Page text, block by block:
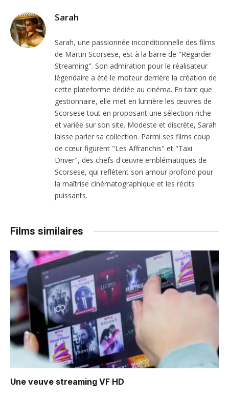
Sarah
Sarah, une passionnée inconditionnelle des films
de Martin Scorsese, est à la barre de "Regarder
Streaming". Son admiration pour le réalisateur
légendaire a été le moteur derrière la création de
cette plateforme dédiée au cinéma. En tant que
gestionnaire, elle met en lumière les œuvres de
Scorsese tout en proposant une sélection riche
et variée sur son site. Modeste et discrète, Sarah
laisse parler sa collection. Parmi ses films coup
de cœur figurent "Les Affranchis" et "Taxi
Driver", des chefs-d'œuvre emblématiques de
Scorsese, qui reflètent son amour profond pour
la maîtrise cinématographique et les récits
puissants.
Films similaires
Une veuve streaming VF HD